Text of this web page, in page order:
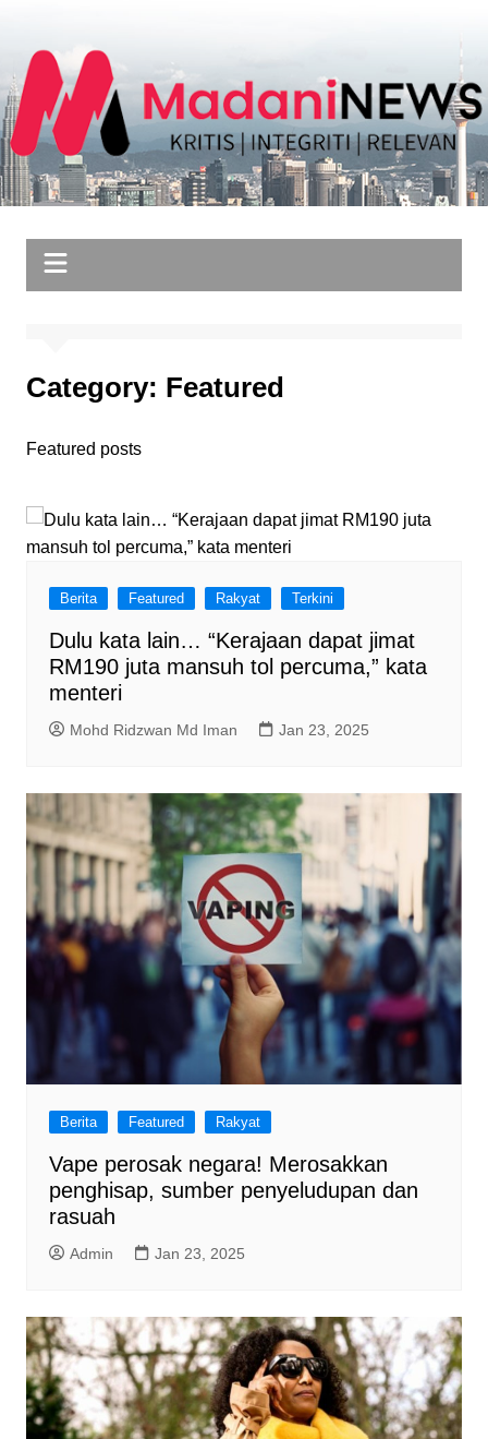
content
Category: Featured
Featured posts
Berita Featured Rakyat Terkini
Dulu kata lain… “Kerajaan dapat jimat
RM190 juta mansuh tol percuma,” kata
menteri
Mohd Ridzwan Md Iman Jan 23, 2025
Berita Featured Rakyat
Vape perosak negara! Merosakkan
penghisap, sumber penyeludupan dan
rasuah
Admin Jan 23, 2025